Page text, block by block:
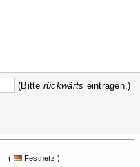
(Bitte rückwärts eintragen.)
( Festnetz )